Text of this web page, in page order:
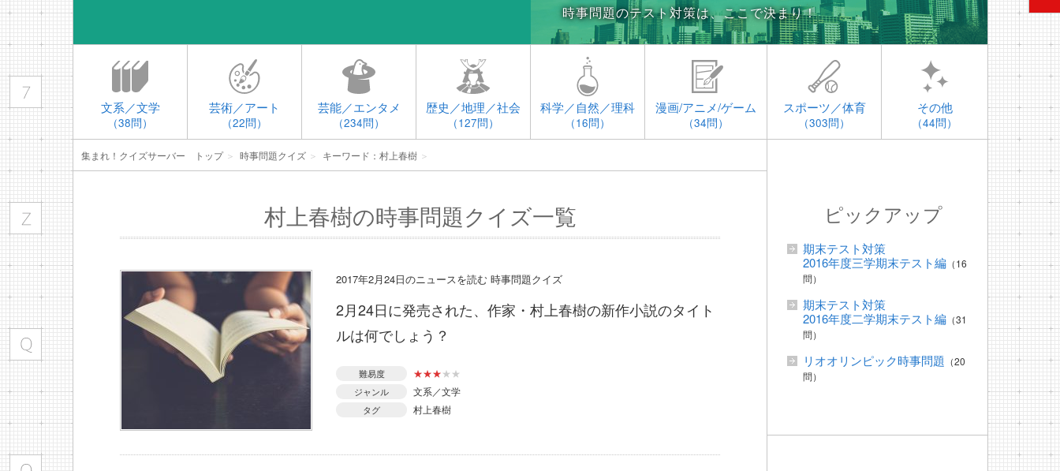
時事問題のテスト対策は、ここで決まり！
文系／文学
（38問）
芸術／アート
（22問）
芸能／エンタメ
（234問）
歴史／地理／社会
（127問）
科学／自然／理科
（16問）
漫画/アニメ/ゲーム
（34問）
スポーツ／体育
（303問）
その他
（44問）
集まれ！クイズサーバー トップ＞ 時事問題クイズ ＞ キーワード：村上春樹 ＞
村上春樹の時事問題クイズ一覧
2017年2月24日のニュースを読む 時事問題クイズ
2月24日に発売された、作家・村上春樹の新作小説のタイト
ルは何でしょう？
難易度 ★★★★ ★
ジャンル 文系／文学
タグ 村上春樹
ピックアップ
期末テスト対策
2016年度三学期末テスト編 （16
問）
期末テスト対策
2016年度二学期末テスト編 （31
問）
リオオリンピック時事問題 （20
問）